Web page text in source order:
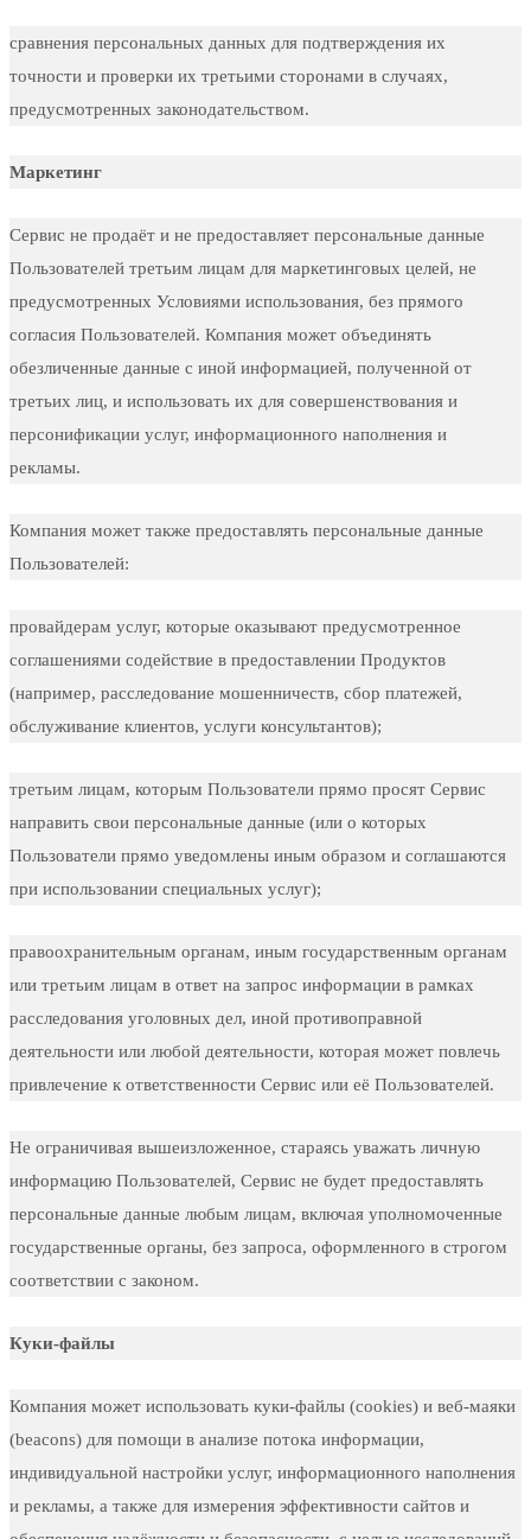
сравнения персональных данных для подтверждения их
точности и проверки их третьими сторонами в случаях,
предусмотренных законодательством.
Маркетинг
Сервис не продаёт и не предоставляет персональные данные
Пользователей третьим лицам для маркетинговых целей, не
предусмотренных Условиями использования, без прямого
согласия Пользователей. Компания может объединять
обезличенные данные с иной информацией, полученной от
третьих лиц, и использовать их для совершенствования и
персонификации услуг, информационного наполнения и
рекламы.
Компания может также предоставлять персональные данные
Пользователей:
провайдерам услуг, которые оказывают предусмотренное
соглашениями содействие в предоставлении Продуктов
(например, расследование мошенничеств, сбор платежей,
обслуживание клиентов, услуги консультантов);
третьим лицам, которым Пользователи прямо просят Сервис
направить свои персональные данные (или о которых
Пользователи прямо уведомлены иным образом и соглашаются
при использовании специальных услуг);
правоохранительным органам, иным государственным органам
или третьим лицам в ответ на запрос информации в рамках
расследования уголовных дел, иной противоправной
деятельности или любой деятельности, которая может повлечь
привлечение к ответственности Сервис или её Пользователей.
Не ограничивая вышеизложенное, стараясь уважать личную
информацию Пользователей, Сервис не будет предоставлять
персональные данные любым лицам, включая уполномоченные
государственные органы, без запроса, оформленного в строгом
соответствии с законом.
Куки-файлы
Компания может использовать куки-файлы (cookies) и веб-маяки
(beacons) для помощи в анализе потока информации,
индивидуальной настройки услуг, информационного наполнения
и рекламы, а также для измерения эффективности сайтов и